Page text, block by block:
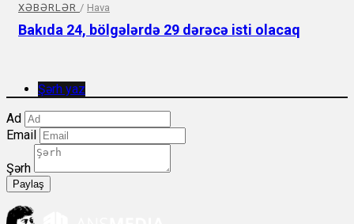
XƏBƏRLƏR / Hava
Bakıda 24, bölgələrdə 29 dərəcə isti olacaq
Şərh yaz
Ad
Email
Şərh
Paylaş